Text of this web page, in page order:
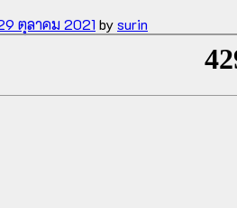
ตุลาคม 2021 bysurin